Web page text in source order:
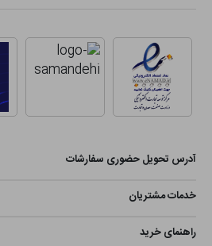
آدرس تحویل حضوری سفارشات
خدمات مشتریان
راهنمای خرید